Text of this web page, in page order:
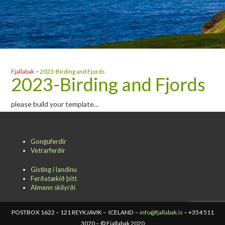
Fjallabak >2023-Birding and Fjords
2023-Birding and Fjords
please build your template...
Gonguferdir
Vetrarferðir
Gisting í landinu
Ferðatækið þitt
Almenn skilyrði
POSTBOX 1622 – 121 REYKJAVIK – ICELAND – info@fjallabak.is – +354 511
3070 – © Fjallabak 2020